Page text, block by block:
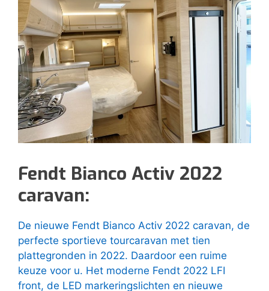
Fendt Bianco Activ 2022
caravan:
De nieuwe Fendt Bianco Activ 2022 caravan, de
perfecte sportieve tourcaravan met tien
plattegronden in 2022. Daardoor een ruime
keuze voor u. Het moderne Fendt 2022 LFI
front, de LED markeringslichten en nieuwe